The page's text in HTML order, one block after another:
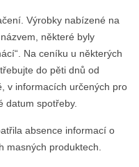
Výrobky nabízené na
některé byly
Na ceníku u některých
do pěti dnů od
v informacích určených pro
datum spotřeby.
absence informací o
masných produktech.